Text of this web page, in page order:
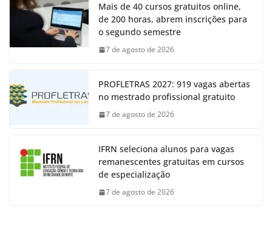
Mais de 40 cursos gratuitos online,
de 200 horas, abrem inscrições para
o segundo semestre
7 de agosto de 2026
PROFLETRAS 2027: 919 vagas abertas
no mestrado profissional gratuito
7 de agosto de 2026
IFRN seleciona alunos para vagas
remanescentes gratuitas em cursos
de especialização
7 de agosto de 2026